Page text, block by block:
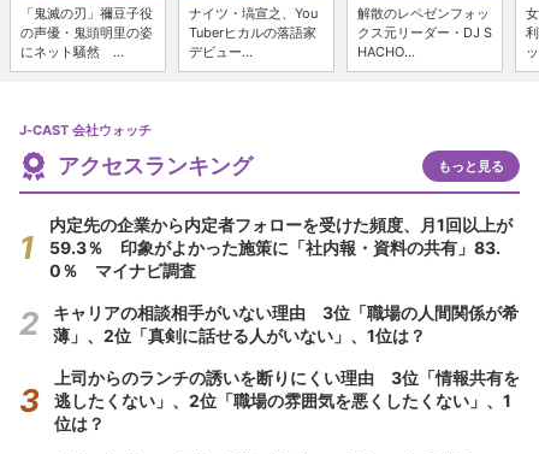
「鬼滅の刃」禰豆子役
の声優・鬼頭明里の姿
にネット騒然 ...
ナイツ・塙宣之、You
Tuberヒカルの落語家
デビュー...
解散のレペゼンフォッ
クス元リーダー・DJ S
HACHO...
J-CAST 会社ウォッチ
アクセスランキング もっと見る
内定先の企業から内定者フォローを受けた頻度、月1回以上が
59.3％ 印象がよかった施策に「社内報・資料の共有」83.
0％ マイナビ調査
キャリアの相談相手がいない理由 3位「職場の人間関係が希
薄」、2位「真剣に話せる人がいない」、1位は？
上司からのランチの誘いを断りにくい理由 3位「情報共有を
逃したくない」、2位「職場の雰囲気を悪くしたくない」、1
位は？